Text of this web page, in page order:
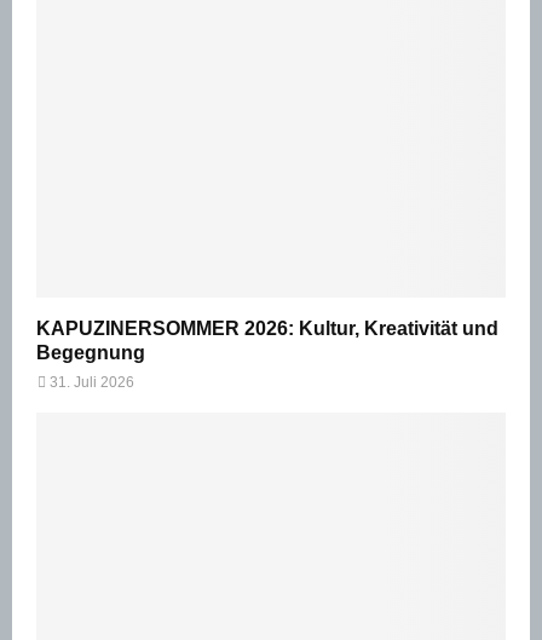
KAPUZINERSOMMER 2026: Kultur, Kreativität und
Begegnung
31. Juli 2026